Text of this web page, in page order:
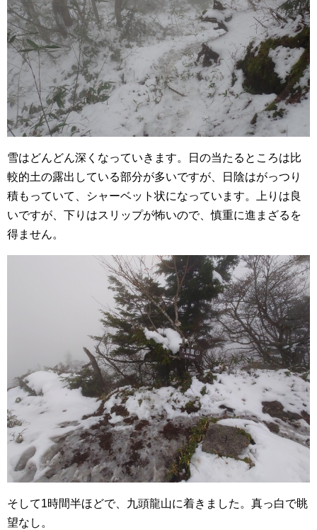
雪はどんどん深くなっていきます。日の当たるところは比
較的土の露出している部分が多いですが、日陰はがっつり
積もっていて、シャーベット状になっています。上りは良
いですが、下りはスリップが怖いので、慎重に進まざるを
得ません。
そして1時間半ほどで、九頭龍山に着きました。真っ白で眺
望なし。